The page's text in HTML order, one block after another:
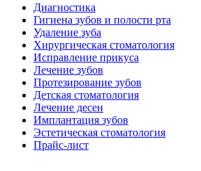
Диагностика
Гигиена зубов и полости рта
Удаление зуба
Хирургическая стоматология
Исправление прикуса
Лечение зубов
Протезирование зубов
Детская стоматология
Лечение десен
Имплантация зубов
Эстетическая стоматология
Прайс-лист